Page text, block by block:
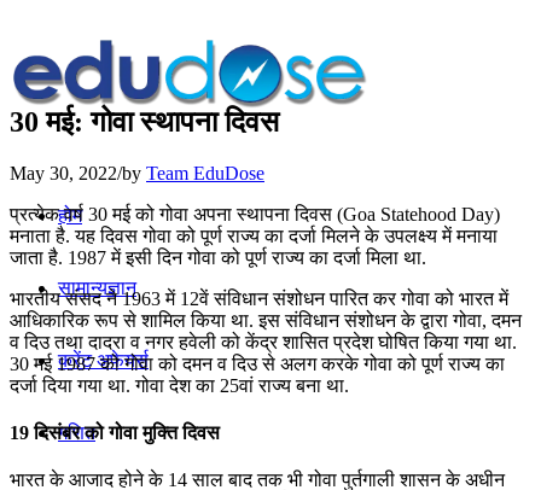
होम
सामान्यज्ञान
करेंट अफेयर्स
गणित
30 मई: गोवा स्थापना दिवस
May 30, 2022/by Team EduDose
प्रत्येक वर्ष 30 मई को गोवा अपना स्थापना दिवस (Goa Statehood Day)
मनाता है. यह दिवस गोवा को पूर्ण राज्य का दर्जा मिलने के उपलक्ष्य में मनाया
जाता है. 1987 में इसी दिन गोवा को पूर्ण राज्य का दर्जा मिला था.
भारतीय संसद ने 1963 में 12वें संविधान संशोधन पारित कर गोवा को भारत में
आधिकारिक रूप से शामिल किया था. इस संविधान संशोधन के द्वारा गोवा, दमन
व दिउ तथा दादरा व नगर हवेली को केंद्र शासित प्रदेश घोषित किया गया था.
30 मई 1987 को गोवा को दमन व दिउ से अलग करके गोवा को पूर्ण राज्य का
दर्जा दिया गया था. गोवा देश का 25वां राज्य बना था.
19 दिसंबर को गोवा मुक्ति दिवस
भारत के आजाद होने के 14 साल बाद तक भी गोवा पुर्तगाली शासन के अधीन